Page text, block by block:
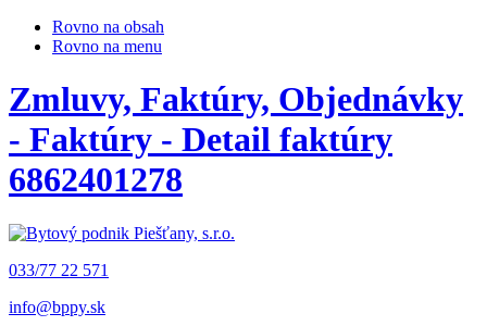
Rovno na obsah
Rovno na menu
Zmluvy, Faktúry, Objednávky
- Faktúry - Detail faktúry
6862401278
033/77 22 571
info@bppy.sk